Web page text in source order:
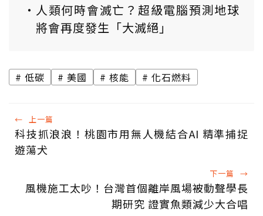
人類何時會滅亡？超級電腦預測地球
將會再度發生「大滅絕」
低碳 美國 核能 化石燃料
← 上一篇
科技抓浪浪！桃園市用無人機結合AI 精準捕捉
遊蕩犬
下一篇 →
風機施工太吵！台灣首個離岸風場被動聲學長
期研究 證實魚類減少大合唱